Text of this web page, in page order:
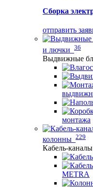
Сборка
отправить
и лючки 36
Выдвижные
монтажа
колонны 229
Кабель-
METRA